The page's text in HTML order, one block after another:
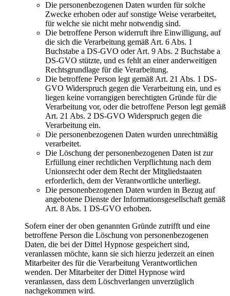
Die personenbezogenen Daten wurden für solche
Zwecke erhoben oder auf sonstige Weise verarbeitet,
für welche sie nicht mehr notwendig sind.
Die betroffene Person widerruft ihre Einwilligung, auf
die sich die Verarbeitung gemäß Art. 6 Abs. 1
Buchstabe a DS-GVO oder Art. 9 Abs. 2 Buchstabe a
DS-GVO stützte, und es fehlt an einer anderweitigen
Rechtsgrundlage für die Verarbeitung.
Die betroffene Person legt gemäß Art. 21 Abs. 1 DS-
GVO Widerspruch gegen die Verarbeitung ein, und es
liegen keine vorrangigen berechtigten Gründe für die
Verarbeitung vor, oder die betroffene Person legt gemäß
Art. 21 Abs. 2 DS-GVO Widerspruch gegen die
Verarbeitung ein.
Die personenbezogenen Daten wurden unrechtmäßig
verarbeitet.
Die Löschung der personenbezogenen Daten ist zur
Erfüllung einer rechtlichen Verpflichtung nach dem
Unionsrecht oder dem Recht der Mitgliedstaaten
erforderlich, dem der Verantwortliche unterliegt.
Die personenbezogenen Daten wurden in Bezug auf
angebotene Dienste der Informationsgesellschaft gemäß
Art. 8 Abs. 1 DS-GVO erhoben.
Sofern einer der oben genannten Gründe zutrifft und eine
betroffene Person die Löschung von personenbezogenen
Daten, die bei der Dittel Hypnose gespeichert sind,
veranlassen möchte, kann sie sich hierzu jederzeit an einen
Mitarbeiter des für die Verarbeitung Verantwortlichen
wenden. Der Mitarbeiter der Dittel Hypnose wird
veranlassen, dass dem Löschverlangen unverzüglich
nachgekommen wird.